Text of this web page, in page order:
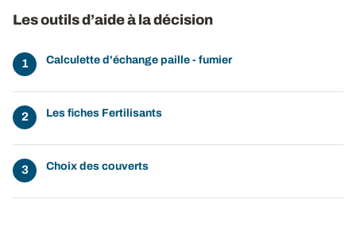
Les outils d’aide à la décision
Calculette d'échange paille - fumier
Les fiches Fertilisants
Choix des couverts